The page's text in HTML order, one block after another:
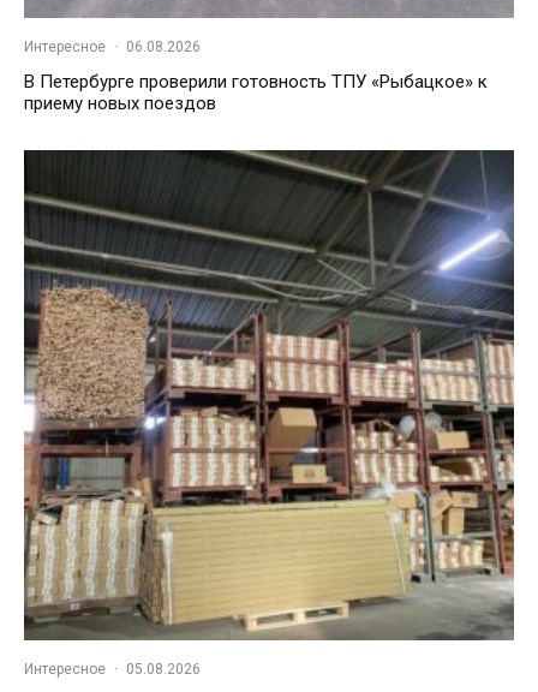
Интересное · 06.08.2026
В Петербурге проверили готовность ТПУ «Рыбацкое» к
приему новых поездов
Интересное · 05.08.2026